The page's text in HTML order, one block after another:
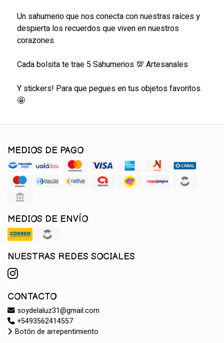
Un sahumerio que nos conecta con nuestras raíces y
despierta los recuerdos que viven en nuestros
corazones.
Cada bolsita te trae 5 Sahumerios 💯 Artesanales
Y stickers! Para que pegues en tus objetos favoritos.
🤩
MEDIOS DE PAGO
MEDIOS DE ENVÍO
NUESTRAS REDES SOCIALES
CONTACTO
soydelaluz31@gmail.com
+5493562414557
Botón de arrepentimiento